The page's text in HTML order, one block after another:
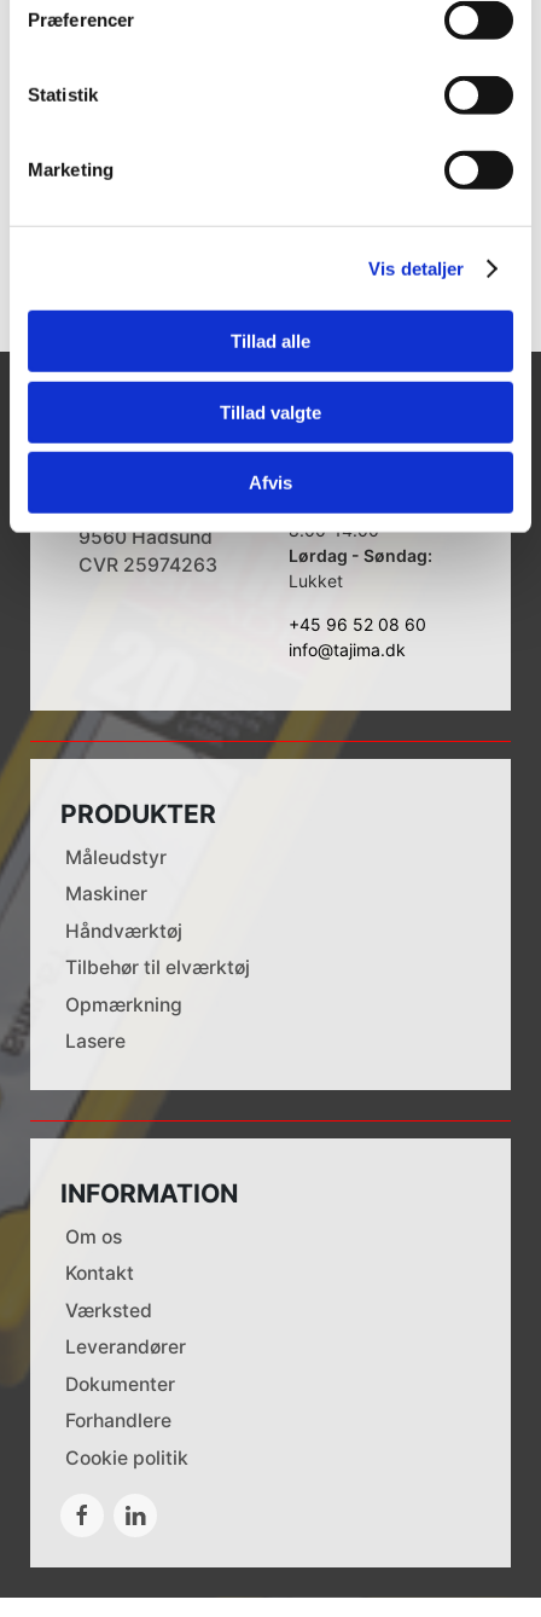
Præferencer
Statistik
Marketing
Vis detaljer
Tillad alle
Tillad valgte
Afvis
466060
Tajima LCB 50XL klinger
Tajima LCB 50RBC
Vis mere
Tajima Trading
Aps
Aalborgvej 62A,
9560 Hadsund
CVR 25974263
Åbningstider
Mandag - Torsdag:
8.00-16.00
8.00-14.00
Lørdag - Søndag:
Lukket
+45 96 52 08 60
info@tajima.dk
PRODUKTER
Måleudstyr
Maskiner
Håndværktøj
Tilbehør til elværktøj
Opmærkning
Lasere
INFORMATION
Om os
Kontakt
Værksted
Leverandører
Dokumenter
Forhandlere
Cookie politik